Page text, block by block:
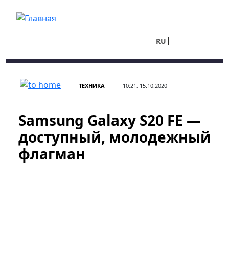
RU
ТЕХНИКА 10:21, 15.10.2020
Samsung Galaxy S20 FE —
доступный, молодежный
флагман